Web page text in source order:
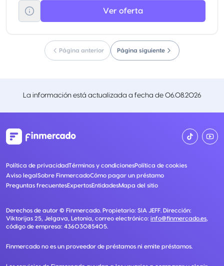
Ver oferta
Página anterior Página siguiente
La información está actualizada a fecha de 06.08.2026
Política de privacidadTérminos y condicionesPolítica de cookies
Aviso legalSobre FinmercadoCómo pagar un préstamo
Preguntas frecuentesExpertosEntidadesMapa del sitio
Derechos de autor © Finmercado. Propietario: SIA JEFF. Dirección:
Viktorijas 25, Jelgava, Letonia, correo electrónico: info@finmercado.es,
código de empresa: 43603085405.
Finmercado no es un proveedor de préstamos ni emite préstamos.